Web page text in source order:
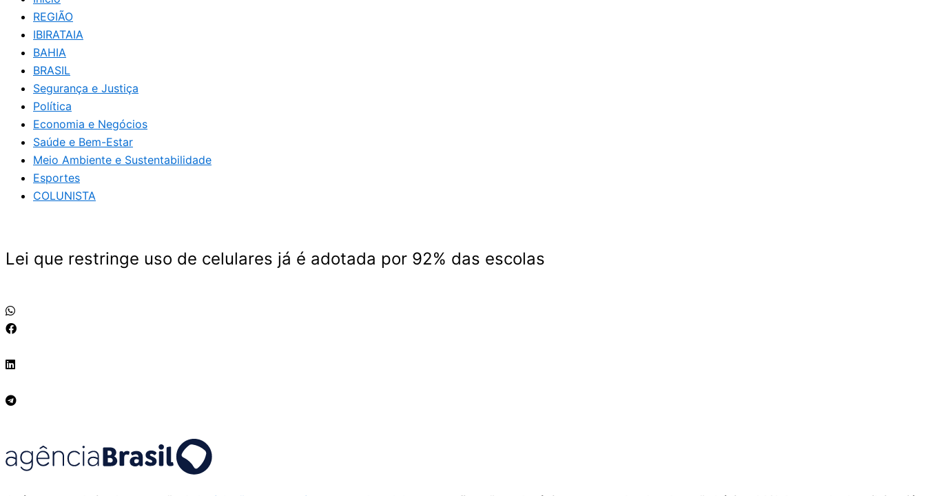
REGIÃO
IBIRATAIA
BAHIA
BRASIL
Segurança e Justiça
Política
Economia e Negócios
Saúde e Bem-Estar
Meio Ambiente e Sustentabilidade
Esportes
COLUNISTA
Lei que restringe uso de celulares já é adotada por 92% das escolas